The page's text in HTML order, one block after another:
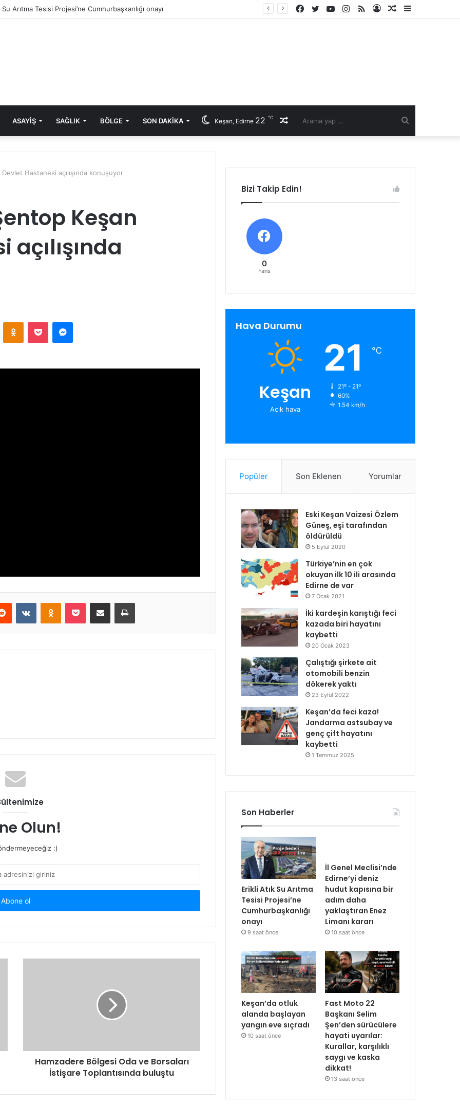
Su Arıtma Tesisi Projesi’ne Cumhurbaşkanlığı onayı
Rastgele
Kayıt
RSS
Instagram
YouTube
Twitter
Facebook
ASAYIŞ SAĞLIK BÖLGE SON DAKIKA Rastgele
Keşan, Edirne 22 ℃
Hastanesi açılışında konuşuyor
Keşan
Olun!
:)
Hamzadere Bölgesi Oda ve Borsaları
İstişare Toplantısında buluştu
Bizi Takip Edin!
0
Fans
Hava Durumu
Keşan
Açık hava
21 ℃
21º - 21º
60%
1.54 km/h
Popüler Son Eklenen Yorumlar
Eski Keşan Vaizesi Özlem
Güneş, eşi tarafından
öldürüldü
5 Eylül 2020
Türkiye’nin en çok
okuyan ilk 10 ili arasında
Edirne de var
7 Ocak 2021
İki kardeşin karıştığı feci
kazada biri hayatını
kaybetti
20 Ocak 2023
Çalıştığı şirkete ait
otomobili benzin
dökerek yaktı
23 Eylül 2022
Keşan’da feci kaza!
Jandarma astsubay ve
genç çift hayatını
kaybetti
1 Temmuz 2025
Son Haberler
Erikli Atık Su Arıtma
Tesisi Projesi’ne
Cumhurbaşkanlığı
onayı
9 saat önce
İl Genel Meclisi’nde
Edirne’yi deniz
hudut kapısına bir
adım daha
yaklaştıran Enez
Limanı kararı
10 saat önce
Keşan’da otluk
alanda başlayan
yangın eve sıçradı
10 saat önce
Fast Moto 22
Başkanı Selim
Şen’den sürücülere
hayati uyarılar:
Kurallar, karşılıklı
saygı ve kaska
dikkat!
13 saat önce